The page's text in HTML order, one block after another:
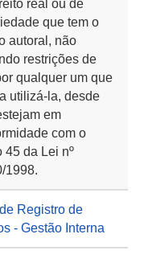
real ou de
que tem o
autoral, não
restrições de
qualquer um que
utilizá-la, desde
em
com o
45 da Lei nº
1998.
Registro de
- Gestão Interna